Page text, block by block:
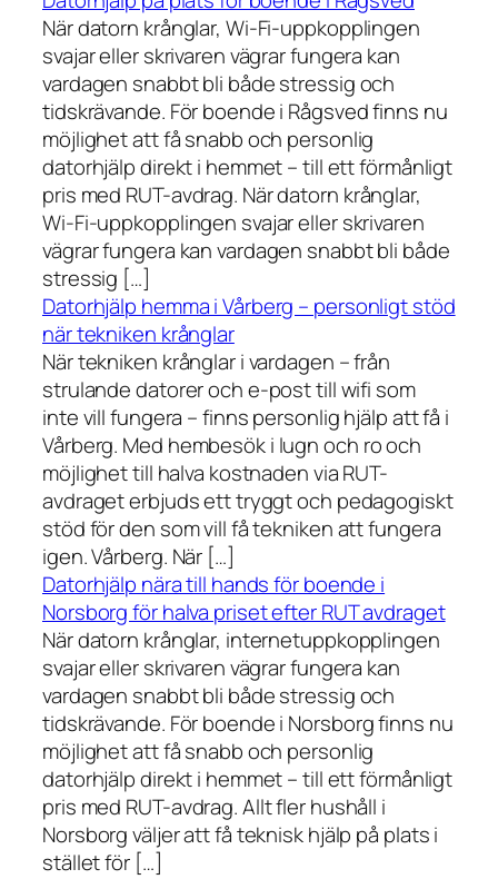
När datorn krånglar, Wi-Fi-uppkopplingen
svajar eller skrivaren vägrar fungera kan
vardagen snabbt bli både stressig och
tidskrävande. För boende i Rågsved finns nu
möjlighet att få snabb och personlig
datorhjälp direkt i hemmet – till ett förmånligt
pris med RUT-avdrag. När datorn krånglar,
Wi-Fi-uppkopplingen svajar eller skrivaren
vägrar fungera kan vardagen snabbt bli både
stressig […]
Datorhjälp hemma i Vårberg – personligt stöd
när tekniken krånglar
När tekniken krånglar i vardagen – från
strulande datorer och e-post till wifi som
inte vill fungera – finns personlig hjälp att få i
Vårberg. Med hembesök i lugn och ro och
möjlighet till halva kostnaden via RUT-
avdraget erbjuds ett tryggt och pedagogiskt
stöd för den som vill få tekniken att fungera
igen. Vårberg. När […]
Datorhjälp nära till hands för boende i
Norsborg för halva priset efter RUT avdraget
När datorn krånglar, internetuppkopplingen
svajar eller skrivaren vägrar fungera kan
vardagen snabbt bli både stressig och
tidskrävande. För boende i Norsborg finns nu
möjlighet att få snabb och personlig
datorhjälp direkt i hemmet – till ett förmånligt
pris med RUT-avdrag. Allt fler hushåll i
Norsborg väljer att få teknisk hjälp på plats i
stället för […]